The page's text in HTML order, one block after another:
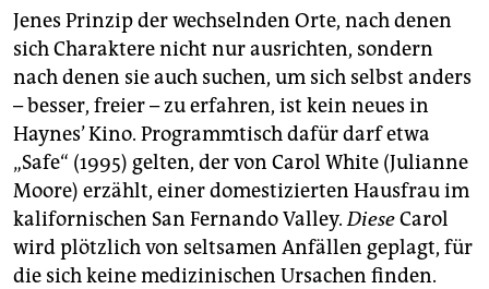
Jenes Prinzip der wechselnden Orte, nach denen
sich Charaktere nicht nur ausrichten, sondern
nach denen sie auch suchen, um sich selbst anders
– besser, freier – zu erfahren, ist kein neues in
Haynes’ Kino. Programmtisch dafür darf etwa
„Safe“ (1995) gelten, der von Carol White (Julianne
Moore) erzählt, einer domestizierten Hausfrau im
kalifornischen San Fernando Valley.DieseCarol
wird plötzlich von seltsamen Anfällen geplagt, für
die sich keine medizinischen Ursachen finden.